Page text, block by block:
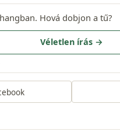
Hová dobjon a tű?
Véletlen írás →